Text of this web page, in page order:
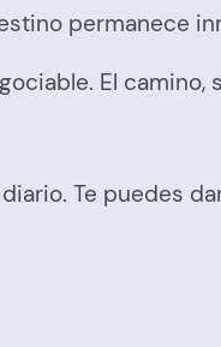
permanece
El camino,
Te puedes